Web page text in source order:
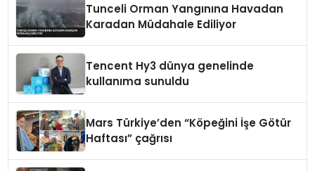
Tunceli Orman Yangınına Havadan
Karadan Müdahale Ediliyor
Tencent Hy3 dünya genelinde
kullanıma sunuldu
Mars Türkiye’den “Köpeğini İşe Götür
Haftası” çağrısı